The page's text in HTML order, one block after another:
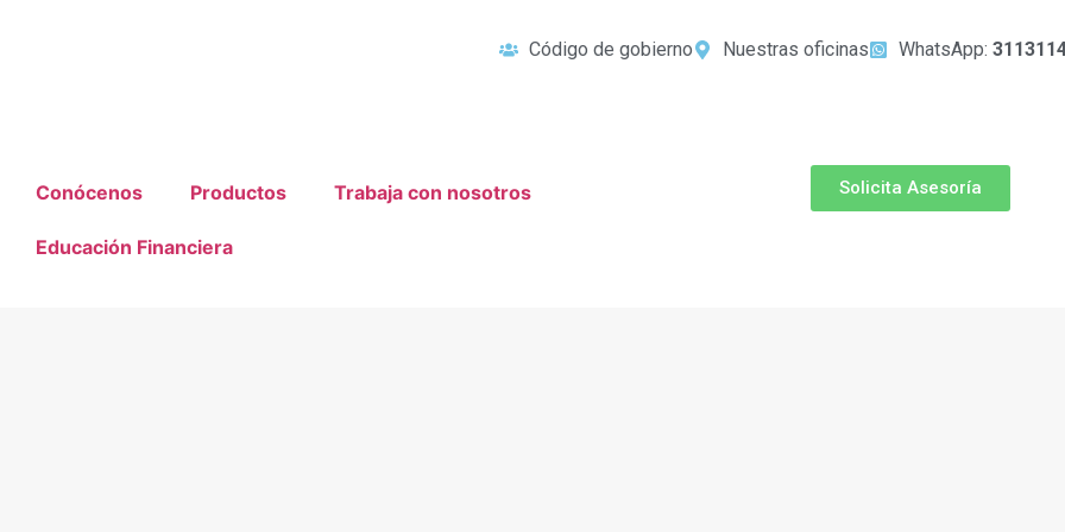
Código de gobierno Nuestras oficinas WhatsApp:
Conócenos Productos Trabaja con nosotros
Educación Financiera
Solicita Asesoría